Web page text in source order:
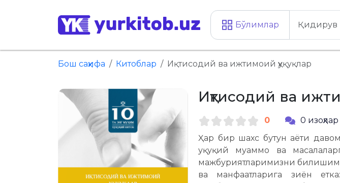
Бўлимлар
Бош саҳифа Китоблар Иқтисодий ва ижтимоий ҳуқуқлар
Иқтисодий ва
0 0 изоҳлар
Ҳар бир шахс бутун ҳаёти
ҳуқуқий муаммо ва
мажбуриятларимизни
ва манфаатларига зиён